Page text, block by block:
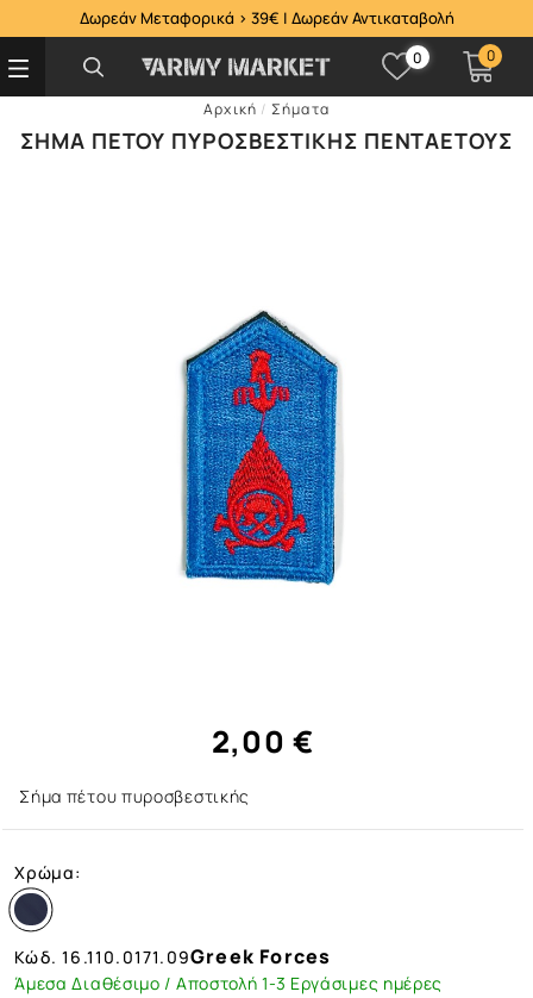
Δωρεάν Μεταφορικά > 39€ | Δωρεάν Αντικαταβολή
0 0
Αρχική / Σήματα
ΣΉΜΑ ΠΈΤΟΥ ΠΥΡΟΣΒΕΣΤΙΚΉΣ ΠΕΝΤΑΕΤΟΎΣ
2,00 €
Σήμα πέτου πυροσβεστικής
Χρώμα:
Κώδ.16.110.0171.09Greek Forces
Άμεσα Διαθέσιμο / Αποστολή 1-3 Εργάσιμες ημέρες